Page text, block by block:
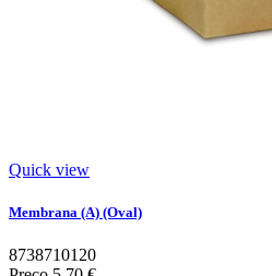
Quick view
Membrana (A) (Oval)
8738710120